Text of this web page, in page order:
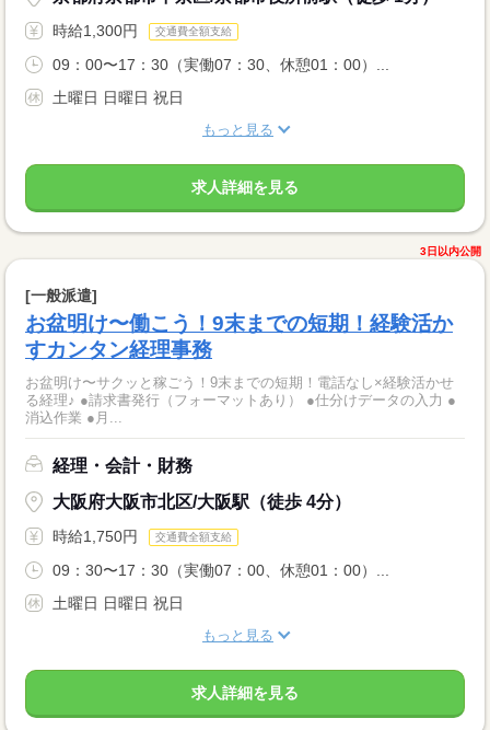
時給1,300円 交通費全額支給
09：00〜17：30（実働07：30、休憩01：00）...
土曜日 日曜日 祝日
もっと見る
求人詳細を見る
3日以内公開
[一般派遣]
お盆明け〜働こう！9末までの短期！経験活か
すカンタン経理事務
お盆明け〜サクッと稼ごう！9末までの短期！電話なし×経験活かせ
る経理♪ ●請求書発行（フォーマットあり） ●仕分けデータの入力 ●
消込作業 ●月...
経理・会計・財務
大阪府大阪市北区/大阪駅（徒歩 4分）
時給1,750円 交通費全額支給
09：30〜17：30（実働07：00、休憩01：00）...
土曜日 日曜日 祝日
もっと見る
求人詳細を見る